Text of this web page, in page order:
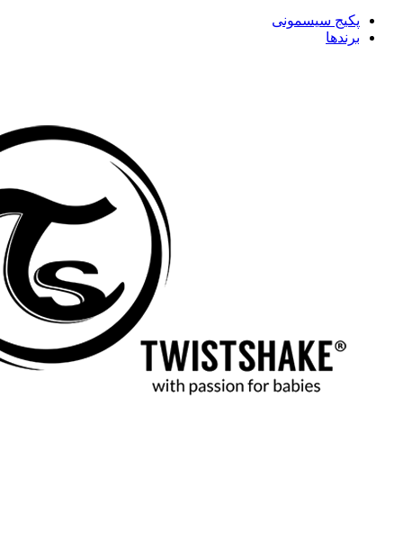
پکیج سیسمونی
برندها